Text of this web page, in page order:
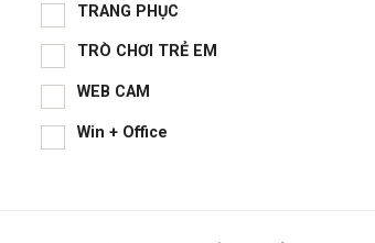
TRANG PHỤC
TRÒ CHƠI TRẺ EM
WEB CAM
Win + Office